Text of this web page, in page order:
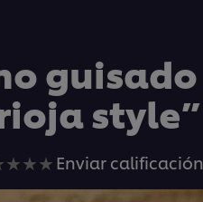
style”
No
se
Enviar calificación